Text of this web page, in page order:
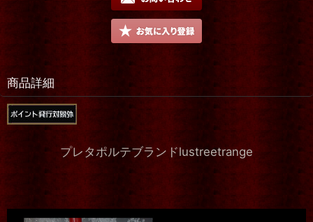
商品詳細
プレタポルテブランドlustreetrange